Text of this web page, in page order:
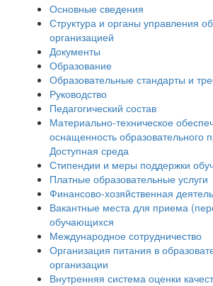
Основные сведения
Структура и органы управления
организацией
Документы
Образование
Образовательные стандарты и
Руководство
Педагогический состав
Материально-техническое
оснащенность образовательного
Доступная среда
Стипендии и меры поддержки
Платные образовательные услуги
Финансово-хозяйственная
Вакантные места для приема
обучающихся
Международное сотрудничество
Организация питания в
организации
Внутренняя система оценки